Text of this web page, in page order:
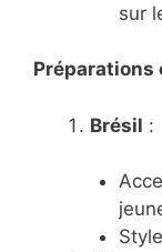
sur
Préparations
Brésil :